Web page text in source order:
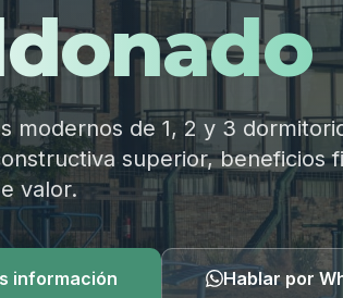
modernos de 1, 2 y 3
superior, beneficios
valor.
información Hablar por